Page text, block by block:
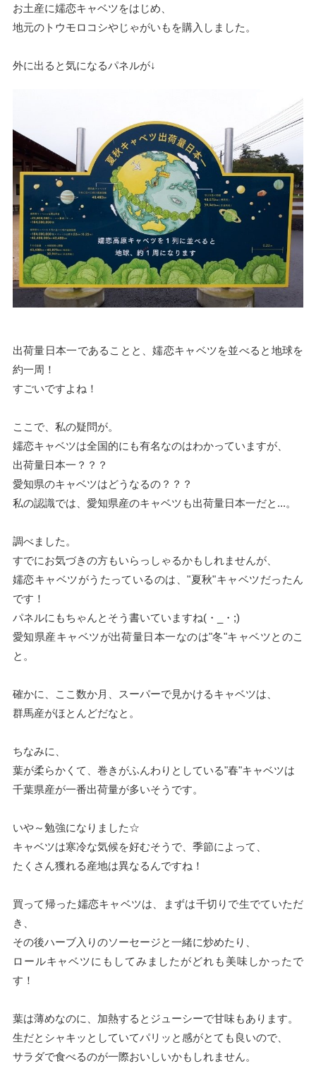
お土産に嬬恋キャベツをはじめ、
地元のトウモロコシやじゃがいもを購入しました。
外に出ると気になるパネルが↓
出荷量日本一であることと、嬬恋キャベツを並べると地球を
約一周！
すごいですよね！
ここで、私の疑問が。
嬬恋キャベツは全国的にも有名なのはわかっていますが、
出荷量日本一？？？
愛知県のキャベツはどうなるの？？？
私の認識では、愛知県産のキャベツも出荷量日本一だと...。
調べました。
すでにお気づきの方もいらっしゃるかもしれませんが、
嬬恋キャベツがうたっているのは、"夏秋"キャベツだったん
です！
パネルにもちゃんとそう書いていますね(・_・;)
愛知県産キャベツが出荷量日本一なのは"冬"キャベツとのこ
と。
確かに、ここ数か月、スーパーで見かけるキャベツは、
群馬産がほとんどだなと。
ちなみに、
葉が柔らかくて、巻きがふんわりとしている"春"キャベツは
千葉県産が一番出荷量が多いそうです。
いや～勉強になりました☆
キャベツは寒冷な気候を好むそうで、季節によって、
たくさん獲れる産地は異なるんですね！
買って帰った嬬恋キャベツは、まずは千切りで生でていただ
き、
その後ハーブ入りのソーセージと一緒に炒めたり、
ロールキャベツにもしてみましたがどれも美味しかったで
す！
葉は薄めなのに、加熱するとジューシーで甘味もあります。
生だとシャキッとしていてパリッと感がとても良いので、
サラダで食べるのが一際おいしいかもしれません。